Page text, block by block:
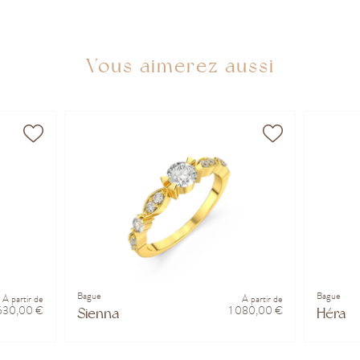
Vous aimerez aussi
À partir de
€
Bague
Sienna
À partir de
1 080,00 €
Bague
Héra